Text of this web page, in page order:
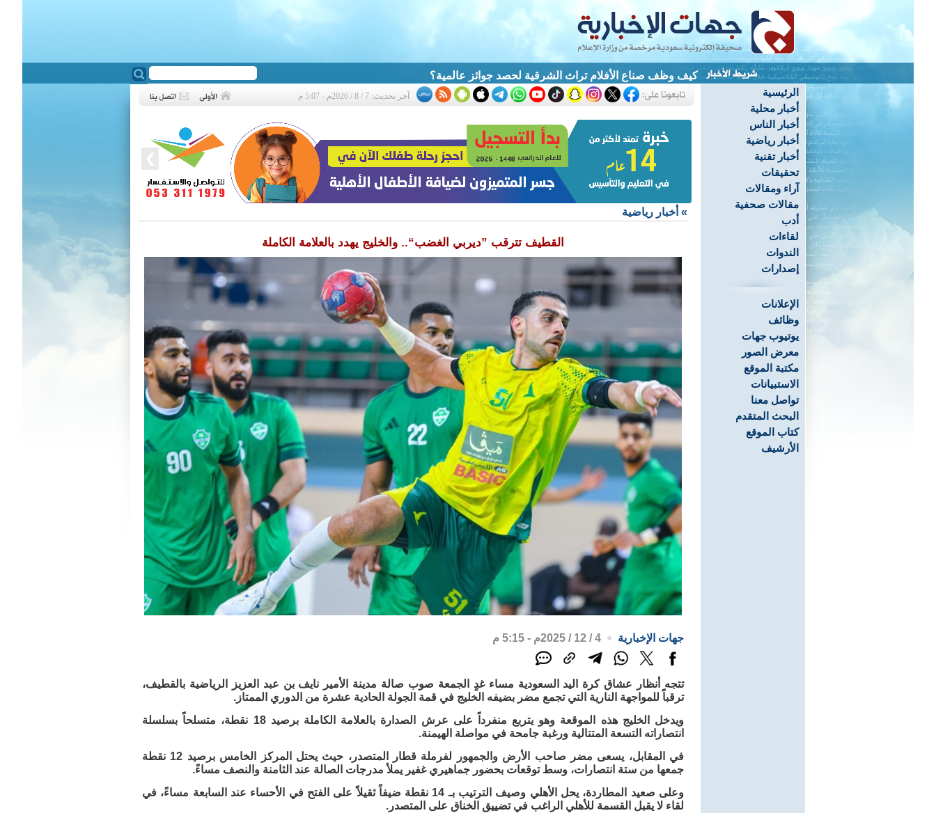
كيف وظف صناع الأفلام تراث الشرقية لحصد جوائز عالمية؟
الرئيسية
أخبار محلية
أخبار الناس
أخبار رياضية
أخبار تقنية
تحقيقات
آراء ومقالات
مقالات صحفية
أدب
لقاءات
الندوات
إصدارات
الإعلانات
وظائف
يوتيوب جهات
معرض الصور
مكتبة الموقع
الاستبيانات
تواصل معنا
البحث المتقدم
كتاب الموقع
الأرشيف
آخر تحديث: 7 / 8 / 2026م - 5:07 م
» أخبار رياضية
القطيف تترقب ”ديربي الغضب“.. والخليج يهدد بالعلامة الكاملة
جهات الإخبارية 4 / 12 / 2025م - 5:15 م
تتجه أنظار عشاق كرة اليد السعودية مساء غدٍ الجمعة صوب صالة مدينة الأمير نايف بن عبد العزيز الرياضية بالقطيف،
ترقباً للمواجهة النارية التي تجمع مضر بضيفه الخليج في قمة الجولة الحادية عشرة من الدوري الممتاز.
ويدخل الخليج هذه الموقعة وهو يتربع منفرداً على عرش الصدارة بالعلامة الكاملة برصيد 18 نقطة، متسلحاً بسلسلة
انتصاراته التسعة المتتالية ورغبة جامحة في مواصلة الهيمنة.
في المقابل، يسعى مضر صاحب الأرض والجمهور لفرملة قطار المتصدر، حيث يحتل المركز الخامس برصيد 12 نقطة
جمعها من ستة انتصارات، وسط توقعات بحضور جماهيري غفير يملأ مدرجات الصالة عند الثامنة والنصف مساءً.
وعلى صعيد المطاردة، يحل الأهلي وصيف الترتيب بـ 14 نقطة ضيفاً ثقيلاً على الفتح في الأحساء عند السابعة مساءً، في
لقاء لا يقبل القسمة للأهلي الراغب في تضييق الخناق على المتصدر.